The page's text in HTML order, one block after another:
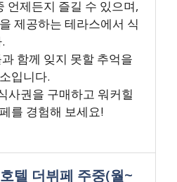
언제든지 즐길 수 있으며,
제공하는 테라스에서 식
함께 잊지 못할 추억을
입니다.
사권을 구매하고 워커힐
를 경험해 보세요!
텔 더뷔페 주중(월~